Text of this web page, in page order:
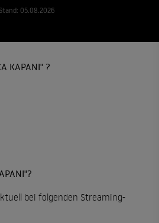
Stand: 05.08.2026
KAPANI" ?
bei folgenden Streaming-